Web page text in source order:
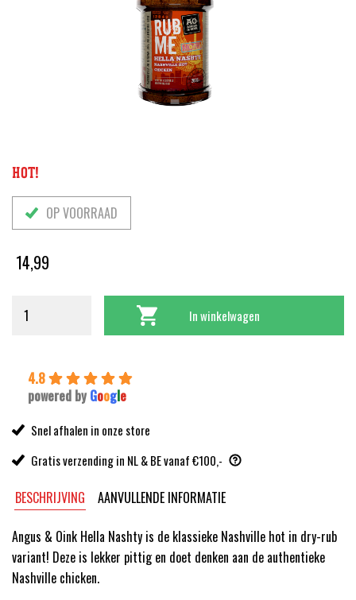
HOT!
OP VOORRAAD
14,99
In winkelwagen
4.8
powered by Google
Snel afhalen in onze store
Gratis verzending in NL & BE vanaf €100,-
BESCHRIJVING AANVULLENDE INFORMATIE
Angus & Oink Hella Nashty is de klassieke Nashville hot in dry-rub
variant! Deze is lekker pittig en doet denken aan de authentieke
Nashville chicken.